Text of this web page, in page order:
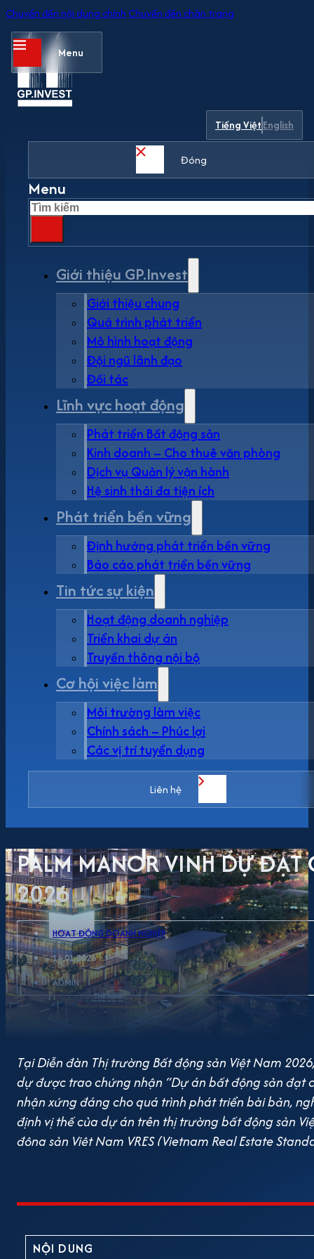
Chuyển đến nội dung chính Chuyển đến chân trang
Menu
Tiếng ViệtEnglish
Đóng
Menu
Tìm
kiếm
Giới thiệu GP.Invest
Giới thiệu chung
Quá trình phát triển
Mô hình hoạt động
Đội ngũ lãnh đạo
Đối tác
Lĩnh vực hoạt động
Phát triển Bất động sản
Kinh doanh – Cho thuê văn phòng
Dịch vụ Quản lý vận hành
Hệ sinh thái đa tiện ích
Phát triển bền vững
Định hướng phát triển bền vững
Báo cáo phát triển bền vững
Tin tức sự kiện
Hoạt động doanh nghiệp
Triển khai dự án
Truyền thông nội bộ
Cơ hội việc làm
Môi trường làm việc
Chính sách – Phúc lợi
Các vị trí tuyển dụng
Liên hệ
PALM MANOR VINH DỰ ĐẠT
2026
HOẠT ĐỘNG DOANH NGHIỆP
14.01.2026
ADMIN
Tại Diễn đàn Thị trường Bất động sản Việt Nam
dự được trao chứng nhận “Dự án bất động sản đạt
nhận xứng đáng cho quá trình phát triển bài bản,
định vị thế của dự án trên thị trường bất động sản
động sản Việt Nam VRES (Vietnam Real Estate
loại, đánh giá và tôn vinh những dự án có chất
lực và uy tín của chủ đầu tư Chất lượng quy
NỘI DUNG